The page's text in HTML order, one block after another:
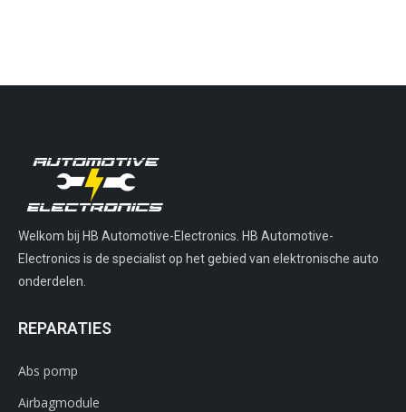
Welkom bij HB Automotive-Electronics. HB Automotive-
Electronics is de specialist op het gebied van elektronische auto
onderdelen.
REPARATIES
Abs pomp
Airbagmodule